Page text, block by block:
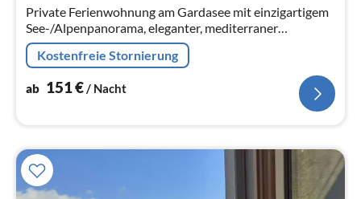
Private Ferienwohnung am Gardasee mit einzigartigem
See-/Alpenpanorama, eleganter, mediterraner
Ausstattung Pool in gepflegter Eigentümer-Residence.
100 m zum See.
Kostenfreie Stornierung
ab 151€/ Nacht